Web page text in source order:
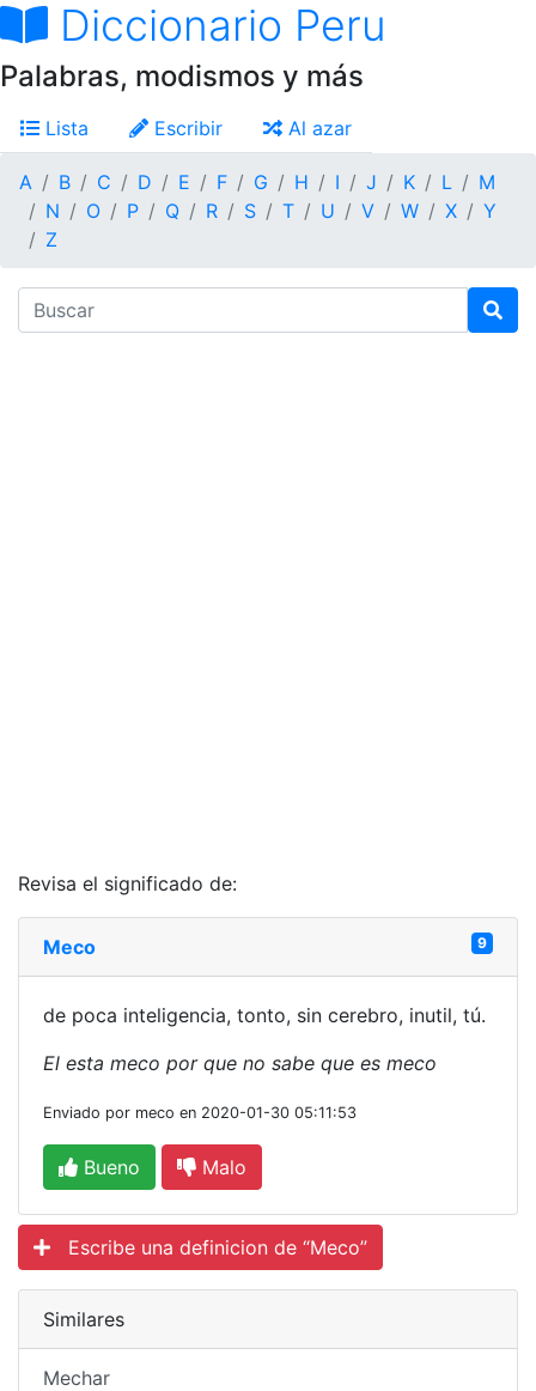
Diccionario Peru
Palabras, modismos y más
Lista Escribir Al azar
A B C D E F G H I J K L
M
N
O P Q R S T U V W X
Y
Z
Revisa el significado de:
Meco 9
de poca inteligencia, tonto, sin cerebro, inutil, tú.
El esta meco por que no sabe que es meco
Enviado por meco en 2020-01-30 05:11:53
Bueno Malo
Escribe una definicion de “Meco”
Similares
Mechar